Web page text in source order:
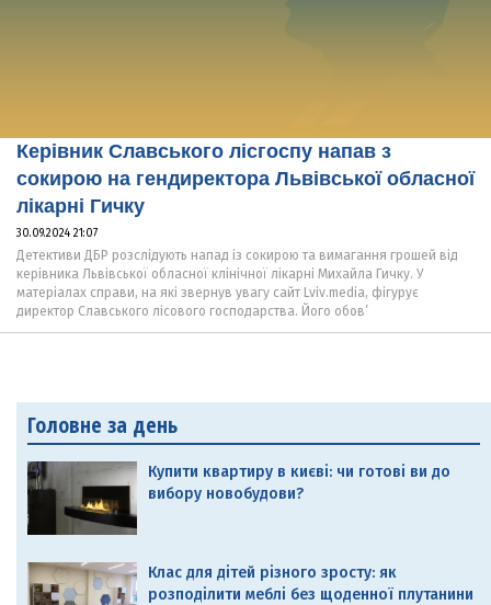
Керівник Славського лісгоспу напав з
сокирою на гендиректора Львівської обласної
лікарні Гичку
30.09.2024 21:07
Детективи ДБР розслідують напад із сокирою та вимагання грошей від
керівника Львівської обласної клінічної лікарні Михайла Гичку. У
матеріалах справи, на які звернув увагу сайт Lviv.media, фігурує
директор Славського лісового господарства. Його обов’
Головне за день
Купити квартиру в києві: чи готові ви до
вибору новобудови?
Клас для дітей різного зросту: як
розподілити меблі без щоденної плутанини